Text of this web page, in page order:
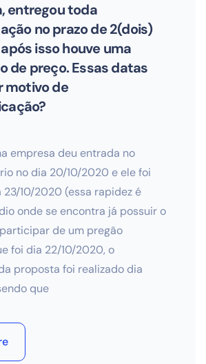
entregou toda
no prazo de 2(dois)
isso houve uma
de preço. Essas datas
motivo de
empresa deu entrada no
no dia 20/10/2020 e ele foi
10/2020 (essa rapidez é
onde se encontra já possuir o
de um pregão
foi dia 22/10/2020, o
proposta foi realizado dia
que